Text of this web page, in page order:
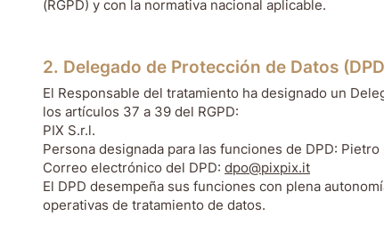
(RGPD) y con la normativa nacional aplicable.
2. Delegado de Protección de Datos
El Responsable del tratamiento ha designado un
los artículos 37 a 39 del RGPD:
PIX S.r.l.
Persona designada para las funciones de DPD: Pietro
Correo electrónico del DPD: dpo@pixpix.it
El DPD desempeña sus funciones con plena
operativas de tratamiento de datos.